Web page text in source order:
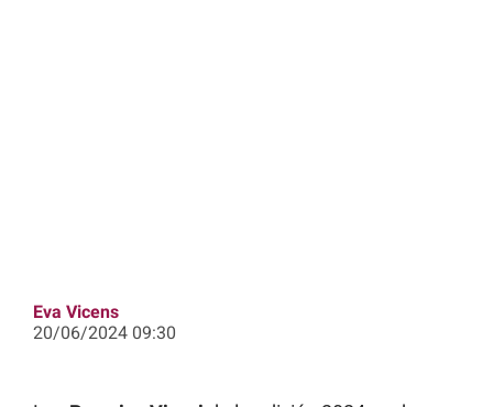
Eva Vicens
20/06/2024 09:30